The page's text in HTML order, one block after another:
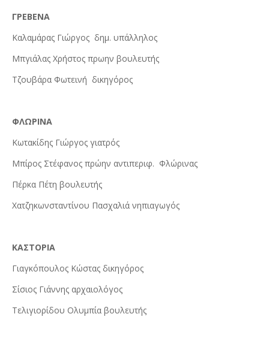
ΓΡΕΒΕΝΑ
Καλαμάρας Γιώργος δημ. υπάλληλος
Μπγιάλας Χρήστος πρωην βουλευτής
Τζουβάρα Φωτεινή δικηγόρος
ΦΛΩΡΙΝΑ
Κωτακίδης Γιώργος γιατρός
Μπίρος Στέφανος πρώην αντιπεριφ. Φλώρινας
Πέρκα Πέτη βουλευτής
Χατζηκωνσταντίνου Πασχαλιά νηπιαγωγός
ΚΑΣΤΟΡΙΑ
Γιαγκόπουλος Κώστας δικηγόρος
Σίσιος Γιάννης αρχαιολόγος
Τελιγιορίδου Ολυμπία βουλευτής